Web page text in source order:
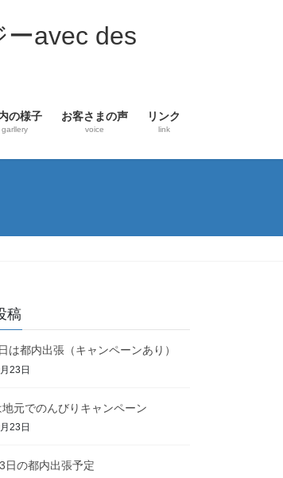
avec des
の様子
garllery
お客さまの声
voice
リンク
link
稿
は都内出張（キャンペーンあり）
23日
元でのんびりキャンペーン
23日
日の都内出張予定